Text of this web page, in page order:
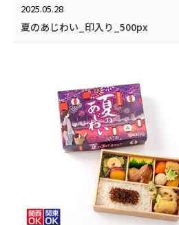
2025.05.28
夏のあじわい_印入り_500px